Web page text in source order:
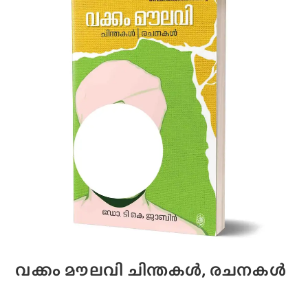
വക്കം മൗലവി ചിന്തകൾ, രചനകൾ